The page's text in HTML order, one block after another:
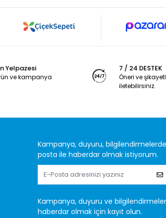
Yelpazesi
ve kampanya
7 / 24 DESTEK
Öneri ve
iletebilirsiniz.
Kampanya, duyuru,
posta ile haberdar olmak istiyorum.
Kampanya, duyuru ve
haberdar olmak için kayıt olun.